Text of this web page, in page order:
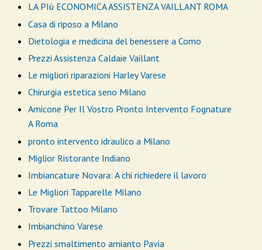
LA PIù ECONOMICA ASSISTENZA VAILLANT ROMA
Casa di riposo a Milano
Dietologia e medicina del benessere a Como
Prezzi Assistenza Caldaie Vaillant
Le migliori riparazioni Harley Varese
Chirurgia estetica seno Milano
Amicone Per Il Vostro Pronto Intervento Fognature
A Roma
pronto intervento idraulico a Milano
Miglior Ristorante Indiano
Imbiancature Novara: A chi richiedere il lavoro
Le Migliori Tapparelle Milano
Trovare Tattoo Milano
Imbianchino Varese
Prezzi smaltimento amianto Pavia